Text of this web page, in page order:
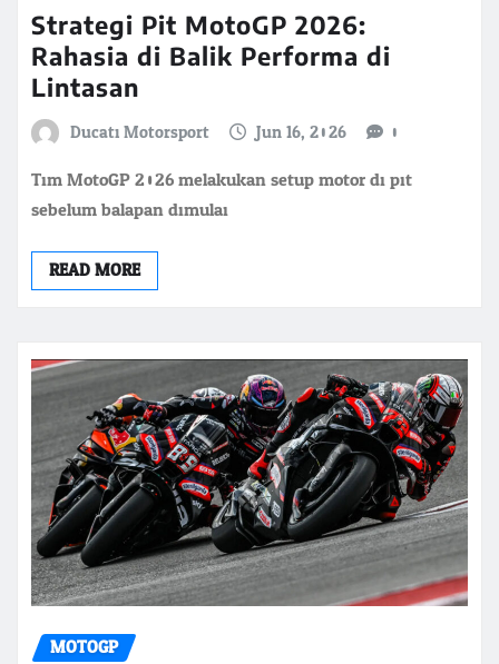
Strategi Pit MotoGP 2026:
Rahasia di Balik Performa di
Lintasan
Ducati Motorsport Jun 16, 2026 0
Tim MotoGP 2026 melakukan setup motor di pit
sebelum balapan dimulai
READ MORE
MOTOGP